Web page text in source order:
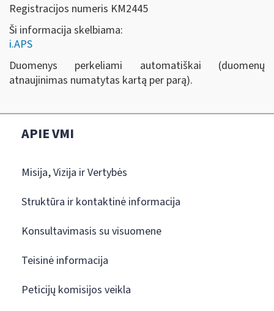
Registracijos numeris KM2445
Ši informacija skelbiama:
i.APS
Duomenys perkeliami automatiškai (duomenų
atnaujinimas numatytas kartą per parą).
APIE VMI
Misija, Vizija ir Vertybės
Struktūra ir kontaktinė informacija
Konsultavimasis su visuomene
Teisinė informacija
Peticijų komisijos veikla